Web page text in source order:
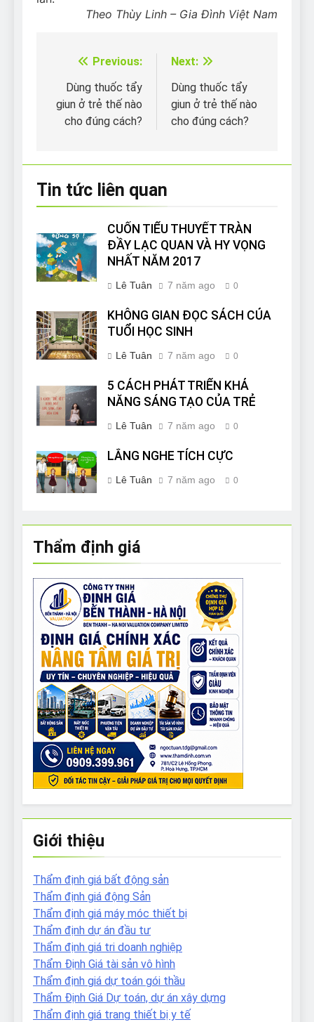
Theo Thùy Linh – Gia Đình Việt Nam
Điều
hướng
bài
Previous:
Dùng thuốc tẩy
giun ở trẻ thế nào
cho đúng cách?
Next:
Dùng thuốc tẩy
giun ở trẻ thế nào
cho đúng cách?
Tin tức liên quan
CUỐN TIỂU THUYẾT TRÀN
ĐẦY LẠC QUAN VÀ HY VỌNG
NHẤT NĂM 2017
Lê Tuân 7 năm ago 0
KHÔNG GIAN ĐỌC SÁCH CỦA
TUỔI HỌC SINH
Lê Tuân 7 năm ago 0
5 CÁCH PHÁT TRIỂN KHẢ
NĂNG SÁNG TẠO CỦA TRẺ
Lê Tuân 7 năm ago 0
LẮNG NGHE TÍCH CỰC
Lê Tuân 7 năm ago 0
Thẩm định giá
Giới thiệu
Thẩm định giá bất động sản
Thẩm định giá động Sản
Thẩm định giá máy móc thiết bị
Thẩm định dự án đầu tư
Thẩm định giá tri doanh nghiệp
Thẩm Định Giá tài sản vô hình
Thẩm định giá dự toán gói thầu
Thẩm Định Giá Dự toán, dự án xây dựng
Thẩm định giá trang thiết bị y tế